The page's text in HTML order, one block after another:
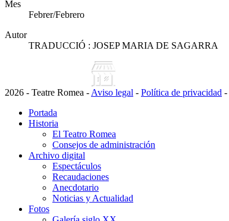
Mes
Febrer/Febrero
Autor
TRADUCCIÓ : JOSEP MARIA DE SAGARRA
2026 - Teatre Romea - Aviso legal - Política de privacidad -
Portada
Historia
El Teatro Romea
Consejos de administración
Archivo digital
Espectáculos
Recaudaciones
Anecdotario
Noticias y Actualidad
Fotos